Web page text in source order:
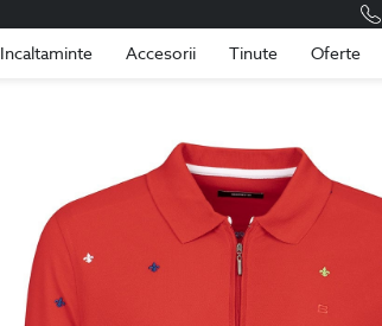
Incaltaminte Accesorii Tinute Oferte
Romania